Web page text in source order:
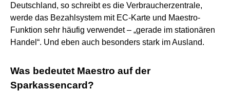
Deutschland, so schreibt es die Verbraucherzentrale,
werde das Bezahlsystem mit EC-Karte und Maestro-
Funktion sehr häufig verwendet – „gerade im stationären
Handel“. Und eben auch besonders stark im Ausland.
Was bedeutet Maestro auf der
Sparkassencard?